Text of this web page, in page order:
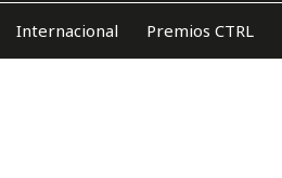
Internacional Premios CTRL